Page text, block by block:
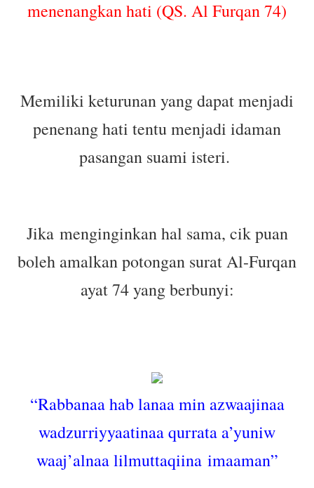
menenangkan hati (QS. Al Furqan 74)
Memiliki keturunan yang dapat menjadi
penenang hati tentu menjadi idaman
pasangan suami isteri.
Jika menginginkan hal sama, cik puan
boleh amalkan potongan surat Al-Furqan
ayat 74 yang berbunyi:
“Rabbanaa hab lanaa min azwaajinaa
wadzurriyyaatinaa qurrata a’yuniw
waaj’alnaa lilmuttaqiina imaaman”